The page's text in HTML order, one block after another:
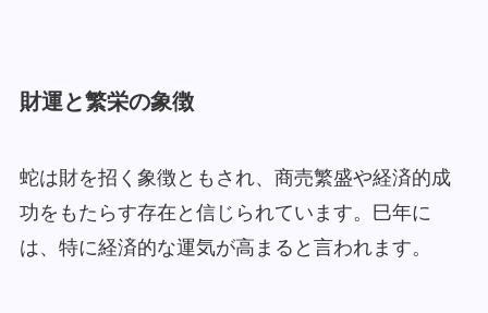
財運と繁栄の象徴
蛇は財を招く象徴ともされ、商売繁盛や経済的成
功をもたらす存在と信じられています。巳年に
は、特に経済的な運気が高まると言われます。